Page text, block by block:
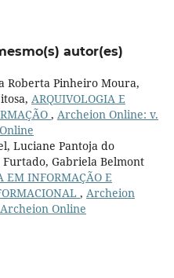
autor(es)
Roberta Pinheiro Moura,
ARQUIVOLOGIA E
, Archeion Online: v.
Luciane Pantoja do
Gabriela Belmont
EM INFORMAÇÃO E
, Archeion
Online